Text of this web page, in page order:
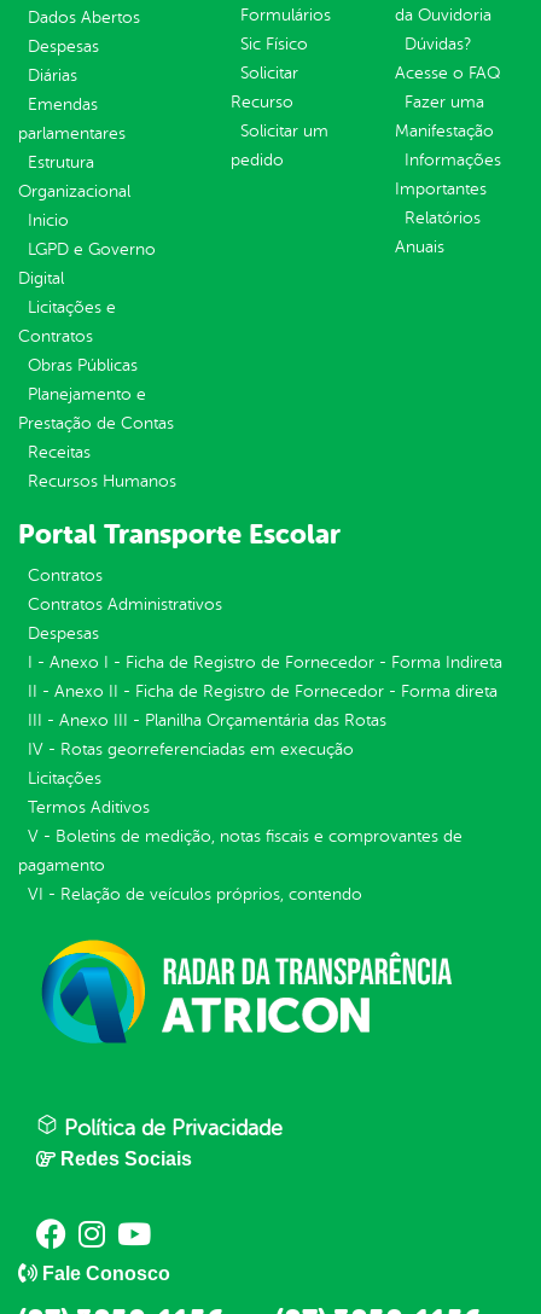
Dados Abertos
Despesas
Diárias
Emendas
parlamentares
Estrutura
Organizacional
Inicio
LGPD e Governo
Digital
Licitações e
Contratos
Obras Públicas
Planejamento e
Prestação de Contas
Receitas
Recursos Humanos
Formulários
Sic Físico
Solicitar
Recurso
Solicitar um
pedido
da Ouvidoria
Dúvidas?
Acesse o FAQ
Fazer uma
Manifestação
Informações
Importantes
Relatórios
Anuais
Portal Transporte Escolar
Contratos
Contratos Administrativos
Despesas
I - Anexo I - Ficha de Registro de Fornecedor - Forma Indireta
II - Anexo II - Ficha de Registro de Fornecedor - Forma direta
III - Anexo III - Planilha Orçamentária das Rotas
IV - Rotas georreferenciadas em execução
Licitações
Termos Aditivos
V - Boletins de medição, notas fiscais e comprovantes de
pagamento
VI - Relação de veículos próprios, contendo
Política de Privacidade
Redes Sociais
Fale Conosco